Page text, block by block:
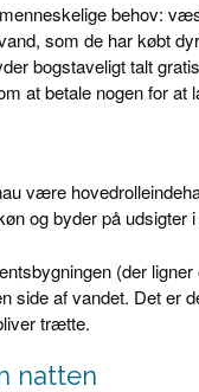
behov:
som de har købt
bogstaveligt talt
at betale nogen for at
være
og byder på udsigter
(der
side af vandet. Det er
trætte.
natten